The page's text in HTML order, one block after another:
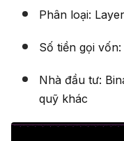
Phân loại:
Số tiền gọi
Nhà đầu tư:
quỹ khác